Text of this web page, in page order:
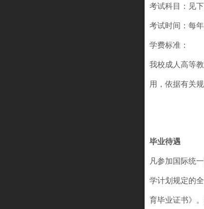
考试科目：见
考试时间：每
学费标准：
我校成人高等
用，依据有关
毕业待遇
凡参加国际统
学计划规定的
育毕业证书》